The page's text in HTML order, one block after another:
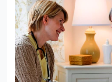
привычки или
старения. Отбеливание
процедурой, которая
их ослепительный вид.
рассмотрим различные
[…]